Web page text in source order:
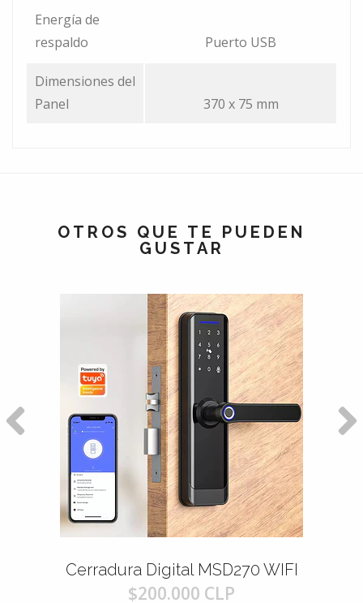
Energía de
respaldo
Puerto USB
Dimensiones del
Panel
370 x 75 mm
OTROS QUE TE PUEDEN
GUSTAR
WIFI
Cerradura Digital con